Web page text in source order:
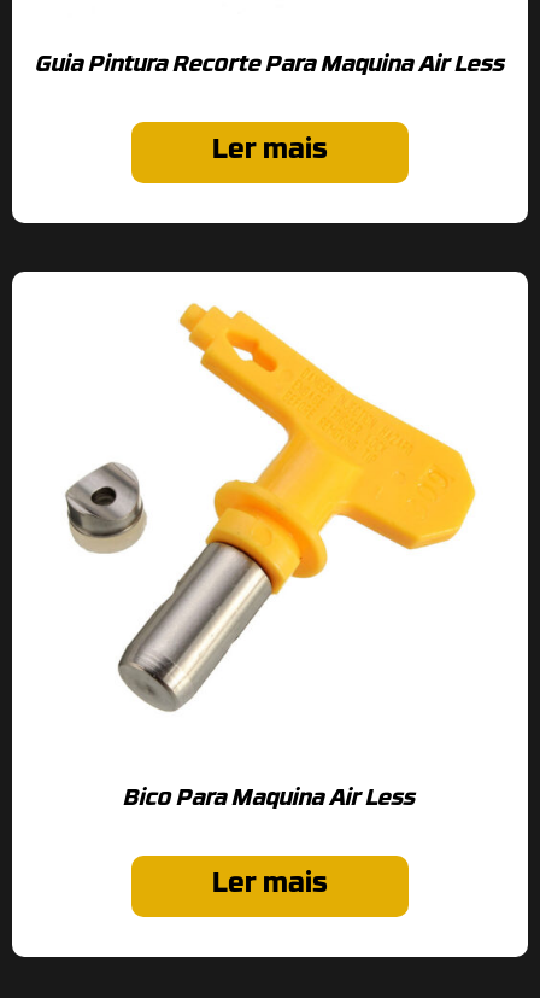
Guia Pintura Recorte Para Maquina Air Less
Ler mais
Bico Para Maquina Air Less
Ler mais